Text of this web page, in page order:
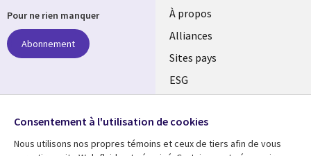
À propos
Alliances
Sites pays
ESG
Fusions
Salle de presse
Pour ne rien manquer
Abonnement
Suivez-nous
Social
Consentement à l'utilisation de cookies
Nous utilisons nos propres témoins et ceux de tiers afin de vous